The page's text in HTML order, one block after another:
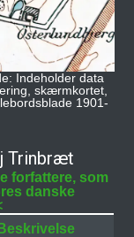
Indeholder data
skærmkortet,
1901-
Trinbræt
forfattere, som
danske
Beskrivelse